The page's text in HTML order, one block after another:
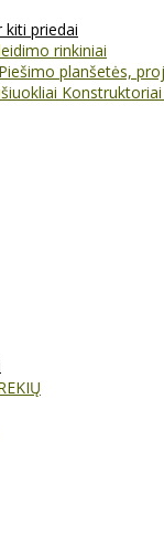
kiti priedai
rinkiniai
Piešimo planšetės,
Konstruktoriai